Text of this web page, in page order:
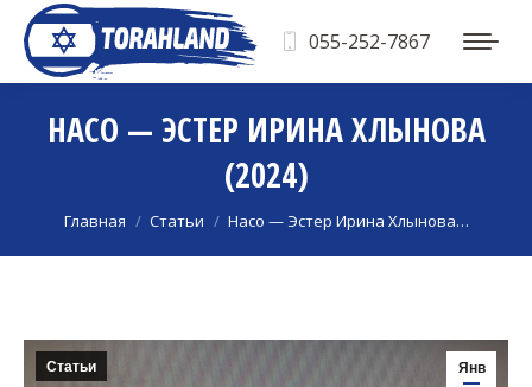
055-252-7867
НАСО — ЭСТЕР ИРИНА ХЛЫНОВА
(2024)
Вы здесь:
Главная Статьи Насо — Эстер Ирина Хлынова…
Янв
Статьи